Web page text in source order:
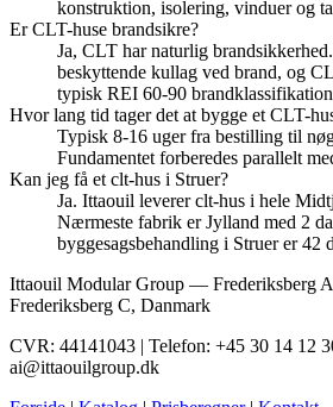
konstruktion, isolering, vinduer og
Er CLT-huse brandsikre?
Ja, CLT har naturlig
beskyttende kullag ved brand, og
typisk REI 60-90
Hvor lang tid tager det at bygge et CLT-
Typisk 8-16 uger fra bestilling til
Fundamentet forberedes parallelt
Kan jeg få et clt-hus i Struer?
Ja. Ittaouil leverer clt-hus i hele
Nærmeste fabrik er Jylland med 2
byggesagsbehandling i Struer er 42
Ittaouil Modular Group — Frederiksberg
Frederiksberg C, Danmark
CVR: 44141043 | Telefon: +45 30 14 12
ai@ittaouilgroup.dk